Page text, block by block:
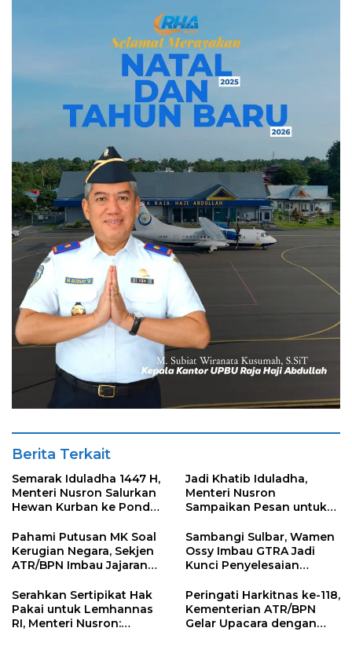
Berita Terkait
Semarak Iduladha 1447 H,
Menteri Nusron Salurkan
Hewan Kurban ke Pondok
Jadi Khatib Iduladha,
Menteri Nusron
Sampaikan Pesan untuk
Keserakahan
Pahami Putusan MK Soal
Kerugian Negara, Sekjen
ATR/BPN Imbau Jajaran
Keputusan
Sambangi Sulbar, Wamen
Ossy Imbau GTRA Jadi
Kunci Penyelesaian
Daerah
Serahkan Sertipikat Hak
Pakai untuk Lemhannas
RI, Menteri Nusron:
Peringati Harkitnas ke-118,
Kementerian ATR/BPN
Gelar Upacara dengan